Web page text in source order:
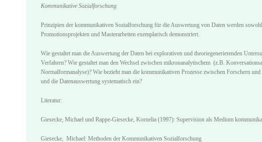
Kommunikative Sozialforschung
Prinzipien der kommunikativen Sozialforschung für die Auswertung von Daten werden
Promotionsprojekten und Masterarbeiten exemplarisch demonstriert.
Wie gestaltet man die Auswertung der Daten bei explorativen und theoriegenerierenden
Verfahren? Wie gestaltet man den Wechsel zwischen mikronanalytischem (z.B.
Normalformanalyse)? Wie bezieht man die kommunikativen Prozesse zwischen Forschern
und die Datenauswertung systematisch ein?
Literatur:
Giesecke, Michael und Rappe-Giesecke, Kornelia (1997): Supervision als Medium
Giesecke, Michael: Methoden der Kommunikativen Sozialforschung